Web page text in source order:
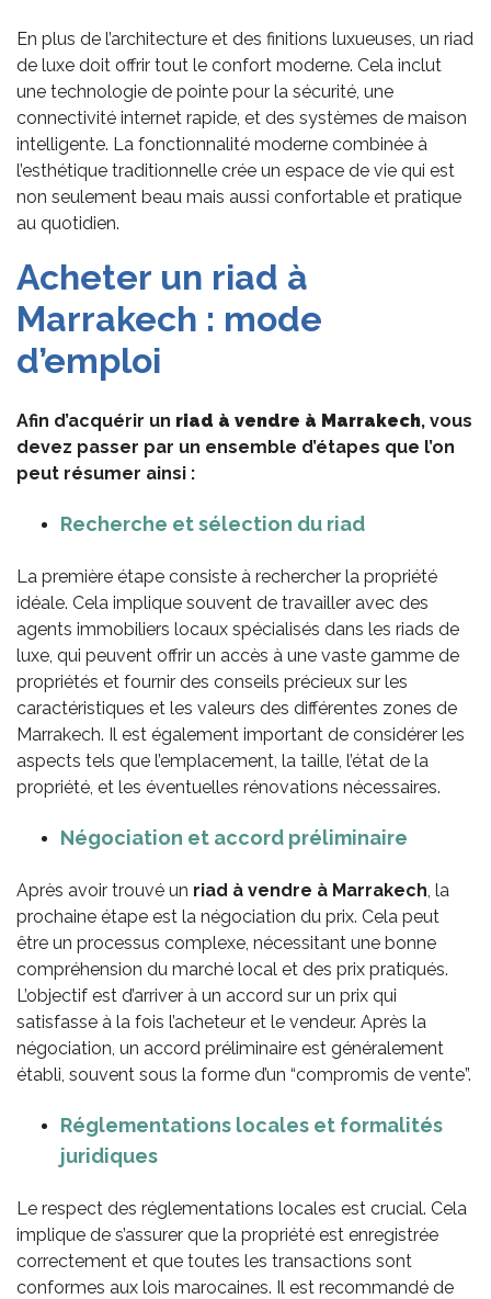
En plus de l’architecture et des finitions luxueuses, un riad
de luxe doit offrir tout le confort moderne. Cela inclut
une technologie de pointe pour la sécurité, une
connectivité internet rapide, et des systèmes de maison
intelligente. La fonctionnalité moderne combinée à
l’esthétique traditionnelle crée un espace de vie qui est
non seulement beau mais aussi confortable et pratique
au quotidien.
Acheter un riad à
Marrakech : mode
d’emploi
Afin d’acquérir un riad à vendre à Marrakech, vous
devez passer par un ensemble d’étapes que l’on
peut résumer ainsi :
Recherche etsélection du riad
La première étape consiste à rechercher la propriété
idéale. Cela implique souvent de travailler avec des
agents immobiliers locaux spécialisés dans les riads de
luxe, qui peuvent offrir un accès à une vaste gamme de
propriétés et fournir des conseils précieux sur les
caractéristiques et les valeurs des différentes zones de
Marrakech. Il est également important de considérer les
aspects tels que l’emplacement, la taille, l’état de la
propriété, et les éventuelles rénovations nécessaires.
Négociation et accord préliminaire
Après avoir trouvé un riad à vendre à Marrakech, la
prochaine étape est la négociation du prix. Cela peut
être un processus complexe, nécessitant une bonne
compréhension du marché local et des prix pratiqués.
L’objectif est d’arriver à un accord sur un prix qui
satisfasse à la fois l’acheteur et le vendeur. Après la
négociation, un accord préliminaire est généralement
établi, souvent sous la forme d’un “compromis de vente”.
Réglementations locales et formalités
juridiques
Le respect des réglementations locales est crucial. Cela
implique de s’assurer que la propriété est enregistrée
correctement et que toutes les transactions sont
conformes aux lois marocaines. Il est recommandé de